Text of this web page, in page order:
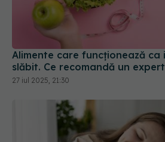
Alimente care funcționează ca
slăbit. Ce recomandă un
27 iul 2025, 21:30